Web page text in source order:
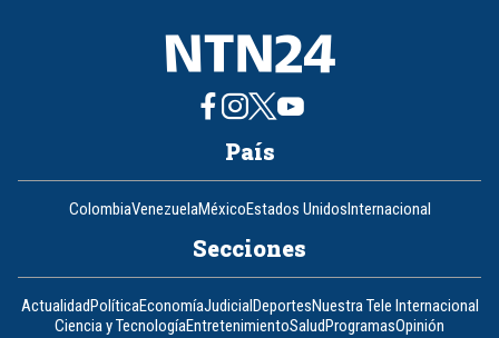
País
ColombiaVenezuelaMéxicoEstados UnidosInternacional
Secciones
ActualidadPolíticaEconomíaJudicialDeportesNuestra Tele Internacional
Ciencia y TecnologíaEntretenimientoSaludProgramasOpinión